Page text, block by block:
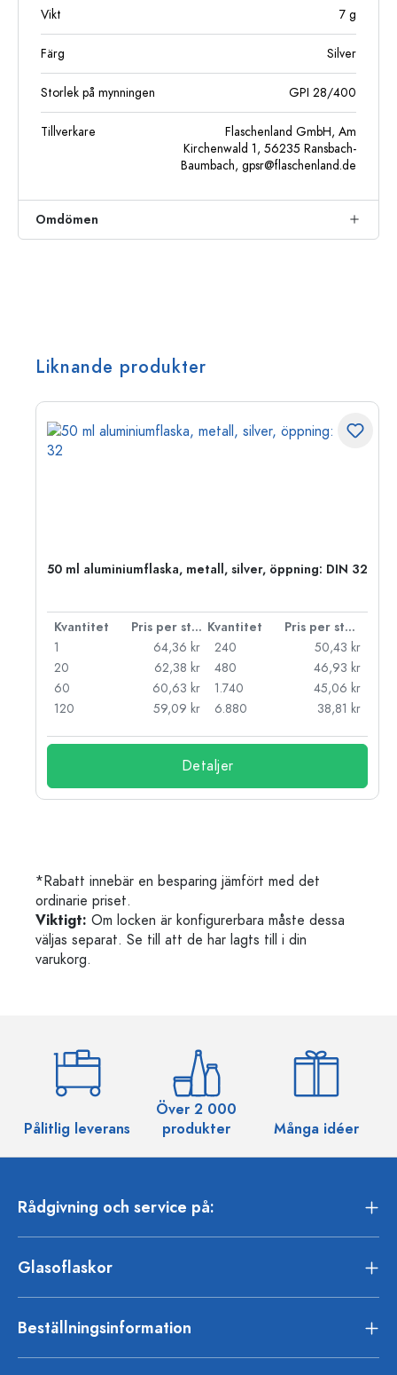
Vikt 7 g
Färg Silver
Storlek på mynningen GPI 28/400
Tillverkare
Flaschenland GmbH, Am
Kirchenwald 1, 56235 Ransbach-
Baumbach, gpsr@flaschenland.de
Omdömen
Liknande produkter
50 ml aluminiumflaska, metall, silver, öppning: DIN 32
Kvantitet Pris per styck Kvantitet
Pris per styck
1
64,36 kr
20
62,38 kr
60
60,63 kr
120
59,09 kr
240
50,43 kr
480
46,93 kr
1.740
45,06 kr
6.880
38,81 kr
Detaljer
*Rabatt innebär en besparing jämfört med det
ordinarie priset.
Viktigt: Om locken är konfigurerbara måste dessa
väljas separat. Se till att de har lagts till i din
varukorg.
Pålitlig leverans
Över 2 000
produkter
Många idéer
Rådgivning och service på:
Glasoflaskor
Beställningsinformation